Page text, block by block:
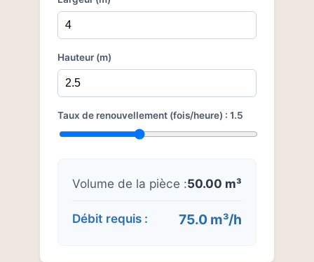
Hauteur (m)
Taux de renouvellement (fois/heure) : 1.5
Volume de la pièce :50.00 m³
Débit requis : 75.0 m³/h